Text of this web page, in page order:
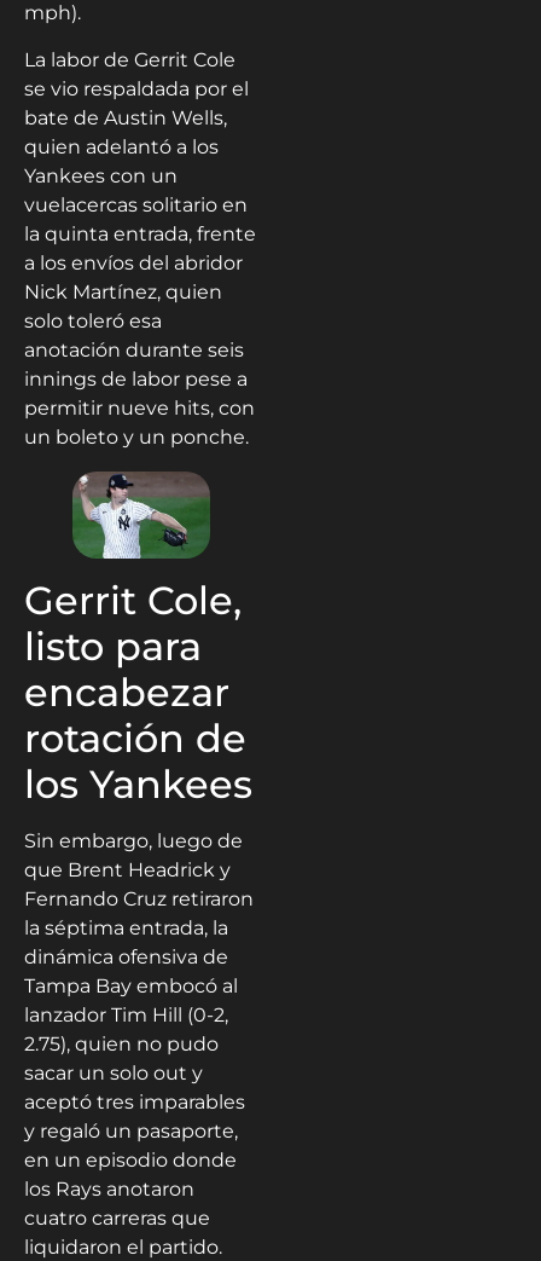
mph).
La labor de Gerrit Cole
se vio respaldada por el
bate de Austin Wells,
quien adelantó a los
Yankees con un
vuelacercas solitario en
la quinta entrada, frente
a los envíos del abridor
Nick Martínez, quien
solo toleró esa
anotación durante seis
innings de labor pese a
permitir nueve hits, con
un boleto y un ponche.
Gerrit Cole,
listo para
encabezar
rotación de
los Yankees
Sin embargo, luego de
que Brent Headrick y
Fernando Cruz retiraron
la séptima entrada, la
dinámica ofensiva de
Tampa Bay embocó al
lanzador Tim Hill (0-2,
2.75), quien no pudo
sacar un solo out y
aceptó tres imparables
y regaló un pasaporte,
en un episodio donde
los Rays anotaron
cuatro carreras que
liquidaron el partido.